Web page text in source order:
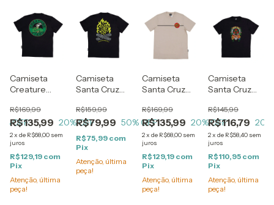
% OFF
Camiseta
Creature
Relics Black
R$135,99
R$169,99
20% OFF
2x de R$68,00 sem
juros
R$129,19 com
Pix
Atenção, última
peça!
Camiseta
Santa Cruz
Black
R$79,99
R$159,99
50% OFF
R$75,99 com
Pix
Atenção, última
peça!
Camiseta
Santa Cruz
Bege
R$135,99
R$169,99
20% OFF
2x de R$68,00 sem
juros
R$129,19 com
Pix
Atenção, última
peça!
Camiseta
Santa Cruz
Preta
R$116,79
R$145,99
20
2x de R$58,40 sem
juros
R$110,95 com
Pix
Atenção, última
peça!